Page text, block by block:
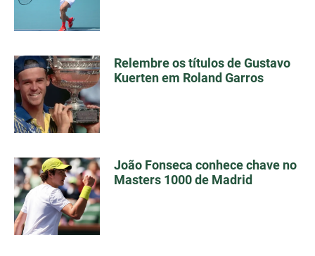
Relembre os títulos de Gustavo
Kuerten em Roland Garros
João Fonseca conhece chave no
Masters 1000 de Madrid